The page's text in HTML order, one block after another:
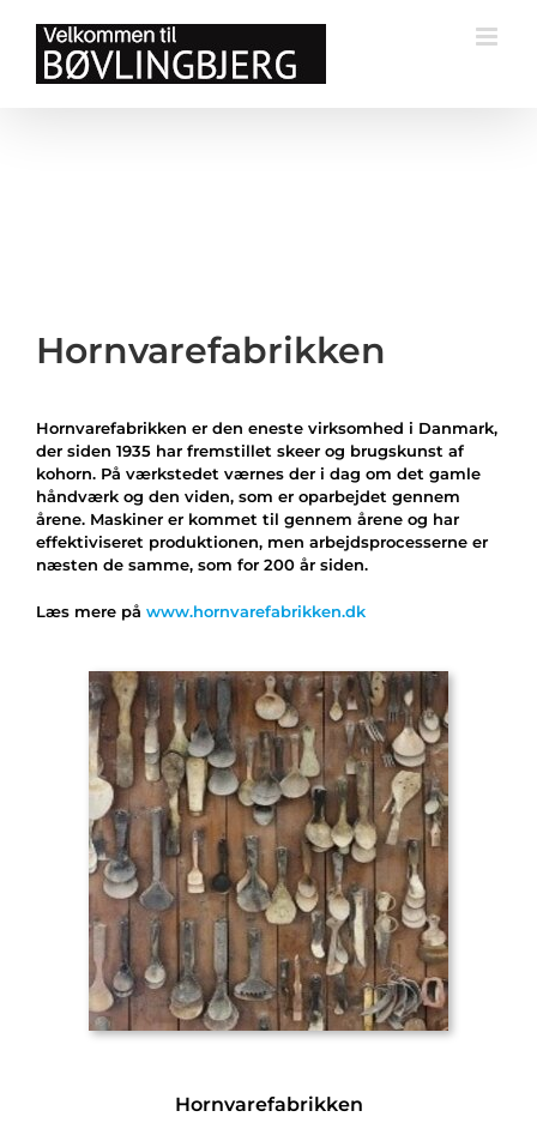
content
Hornvarefabrikken
Hornvarefabrikken er den eneste virksomhed i Danmark,
der siden 1935 har fremstillet skeer og brugskunst af
kohorn. På værkstedet værnes der i dag om det gamle
håndværk og den viden, som er oparbejdet gennem
årene. Maskiner er kommet til gennem årene og har
effektiviseret produktionen, men arbejdsprocesserne er
næsten de samme, som for 200 år siden.
Læs mere på www.hornvarefabrikken.dk
Hornvarefabrikken